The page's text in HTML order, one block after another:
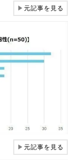
▶元記事を見る
▶元記事を見る